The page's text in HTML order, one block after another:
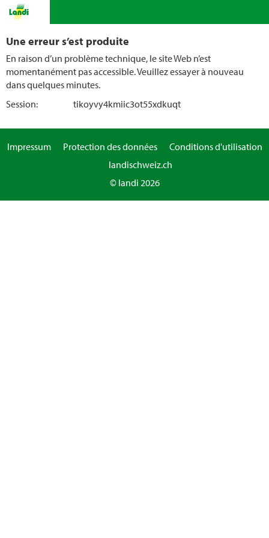
Une erreur s’est produite
En raison d’un problème technique, le site Web n’est
momentanément pas accessible. Veuillez essayer à nouveau
dans quelques minutes.
Session:
tikoyvy4kmiic3ot55xdkuqt
Impressum Protection des données
Conditions d'utilisation
landischweiz.ch
© landi 2026